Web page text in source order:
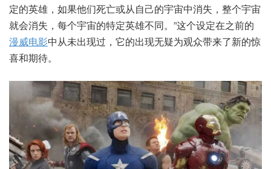
定的英雄，如果他们死亡或从自己的宇宙中消失，整个宇宙
就会消失，每个宇宙的特定英雄不同。”这个设定在之前的
漫威电影中从未出现过，它的出现无疑为观众带来了新的惊
喜和期待。